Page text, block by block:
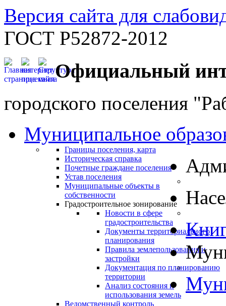
Версия сайта для
ГОСТ Р52872-2012
Официальный
городского поселения
Муниципальное
Границы поселения, карта
Историческая справка
Почетные граждане поселения
Устав поселения
Муниципальные объекты в
собственности
Градостроительное зонирование
Новости в сфере
градостроительства
Документы территориального
планирования
Правила землепользования и
застройки
Документация по планированию
территории
Анализ состояния и
использования земель
Ведомственный контроль